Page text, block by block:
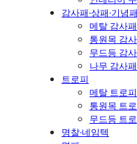
감사패·상패·기념패
메탈 감사패
통원목 감
무드등 감
나무 감사패
트로피
메탈 트로피
통원목 트
무드등 트
명찰·네임텍